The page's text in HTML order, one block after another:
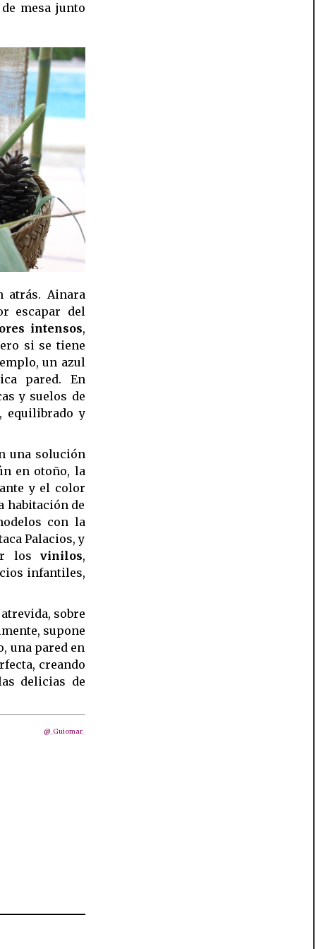
mesa junto
atrás. Ainara
escapar del
intensos,
si se tiene
un azul
pared. En
y suelos de
equilibrado y
una solución
en otoño, la
y el color
habitación de
con la
Palacios, y
los vinilos,
infantiles,
sobre
supone
una pared en
creando
delicias de
@_Guiomar_